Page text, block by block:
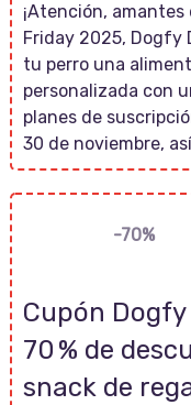
¡Atención, amantes
Friday 2025, Dogfy
tu perro una
personalizada con
planes de
30 de noviembre,
-70%
Cupón
70 % de
snack de